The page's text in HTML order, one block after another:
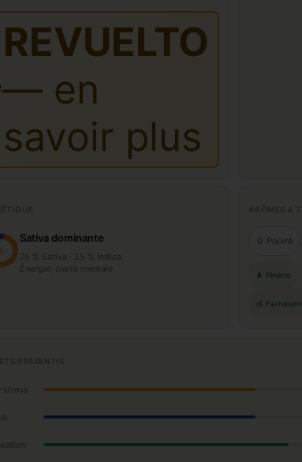
REVUELTO
— en
savoir plus
S
Sativa dominante
75 % Sativa · 25 % Indica
Énergie, clarté mentale
🫑 Poivré
🌲 Pinène
🍏
stress